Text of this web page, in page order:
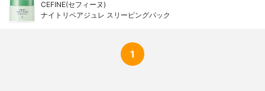
CEFINE(セフィーヌ)
ナイトリペアジュレ スリーピングパック
1